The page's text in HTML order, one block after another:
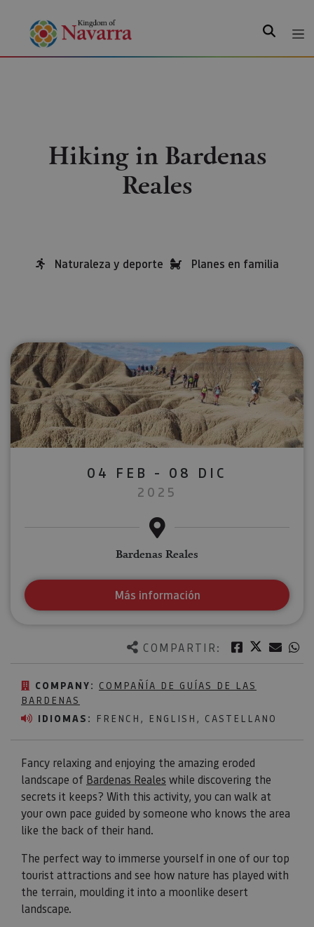
Search
Hiking in Bardenas
Reales
Naturaleza y deporte Planes en familia
COMPARTIR: Facebook
Twitter
COMPANY: COMPAÑÍA DE GUÍAS DE LAS
BARDENAS
IDIOMAS: FRENCH, ENGLISH, CASTELLANO
Fancy relaxing and enjoying the amazing eroded
landscape of Bardenas Reales while discovering the
secrets it keeps? With this activity, you can walk at
your own pace guided by someone who knows the area
like the back of their hand.
The perfect way to immerse yourself in one of our top
tourist attractions and see how nature has played with
the terrain, moulding it into a moonlike desert
landscape.
04 FEB - 08 DIC
2025
Bardenas Reales
Más información